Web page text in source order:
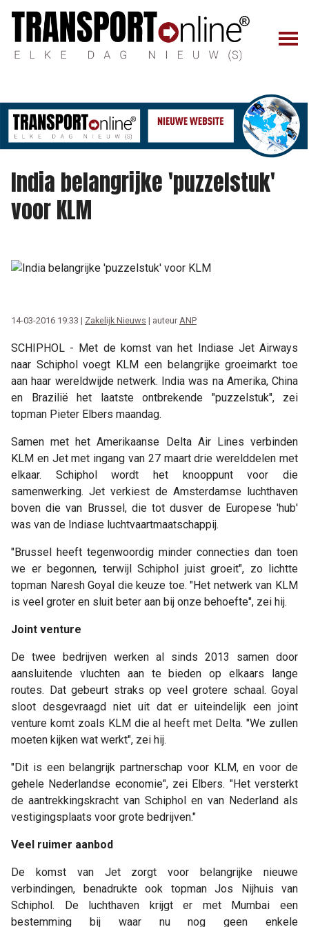
India belangrijke 'puzzelstuk'
voor KLM
14-03-2016 19:33 | Zakelijk Nieuws | auteur ANP
SCHIPHOL - Met de komst van het Indiase Jet Airways
naar Schiphol voegt KLM een belangrijke groeimarkt toe
aan haar wereldwijde netwerk. India was na Amerika, China
en Brazilië het laatste ontbrekende "puzzelstuk", zei
topman Pieter Elbers maandag.
Samen met het Amerikaanse Delta Air Lines verbinden
KLM en Jet met ingang van 27 maart drie werelddelen met
elkaar. Schiphol wordt het knooppunt voor die
samenwerking. Jet verkiest de Amsterdamse luchthaven
boven die van Brussel, die tot dusver de Europese 'hub'
was van de Indiase luchtvaartmaatschappij.
"Brussel heeft tegenwoordig minder connecties dan toen
we er begonnen, terwijl Schiphol juist groeit", zo lichtte
topman Naresh Goyal die keuze toe. "Het netwerk van KLM
is veel groter en sluit beter aan bij onze behoefte", zei hij.
Joint venture
De twee bedrijven werken al sinds 2013 samen door
aansluitende vluchten aan te bieden op elkaars lange
routes. Dat gebeurt straks op veel grotere schaal. Goyal
sloot desgevraagd niet uit dat er uiteindelijk een joint
venture komt zoals KLM die al heeft met Delta. "We zullen
moeten kijken wat werkt", zei hij.
"Dit is een belangrijk partnerschap voor KLM, en voor de
gehele Nederlandse economie", zei Elbers. "Het versterkt
de aantrekkingskracht van Schiphol en van Nederland als
vestigingsplaats voor grote bedrijven."
Veel ruimer aanbod
De komst van Jet zorgt voor belangrijke nieuwe
verbindingen, benadrukte ook topman Jos Nijhuis van
Schiphol. De luchthaven krijgt er met Mumbai een
bestemming bij waar nu nog geen enkele